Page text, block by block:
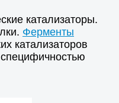
катализаторы.
Ферменты
катализаторов